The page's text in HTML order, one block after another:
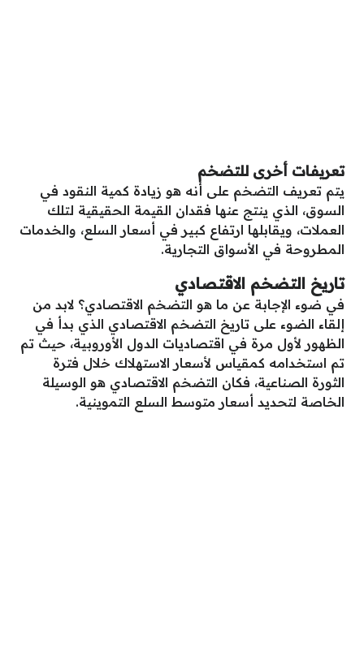
تعريفات أخرى للتضخم
يتم تعريف التضخم على أنه هو زيادة كمية النقود في
السوق، الذي ينتج عنها فقدان القيمة الحقيقية لتلك
العملات، ويقابلها ارتفاع كبير في أسعار السلع، والخدمات
المطروحة في الأسواق التجارية.
تاريخ التضخم الاقتصادي
في ضوء الإجابة عن ما هو التضخم الاقتصادي؟ لابد من
إلقاء الضوء على تاريخ التضخم الاقتصادي الذي بدأ في
الظهور لأول مرة في اقتصاديات الدول الأوروبية، حيث تم
تم استخدامه كمقياس لأسعار الاستهلاك خلال فترة
الثورة الصناعية، فكان التضخم الاقتصادي هو الوسيلة
الخاصة لتحديد أسعار متوسط السلع التموينية.